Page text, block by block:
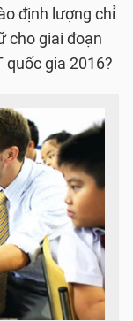
định lượng chỉ
cho giai đoạn
quốc gia 2016?